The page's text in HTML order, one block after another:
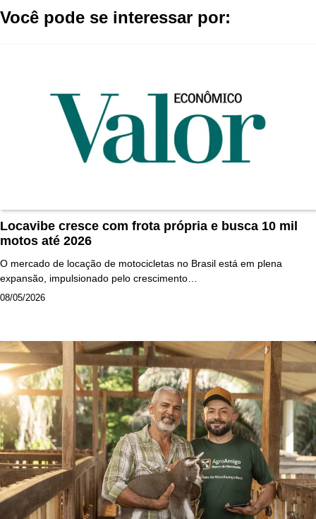
Você pode se interessar por:
Locavibe cresce com frota própria e busca 10 mil
motos até 2026
O mercado de locação de motocicletas no Brasil está em plena
expansão, impulsionado pelo crescimento…
08/05/2026